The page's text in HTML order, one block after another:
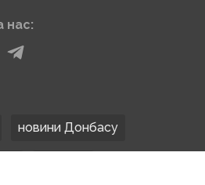
нас:
новини Донбасу